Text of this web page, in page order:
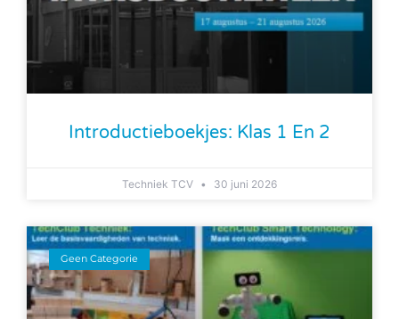
Introductieboekjes: Klas 1 En 2
Techniek TCV 30 juni 2026
Geen Categorie